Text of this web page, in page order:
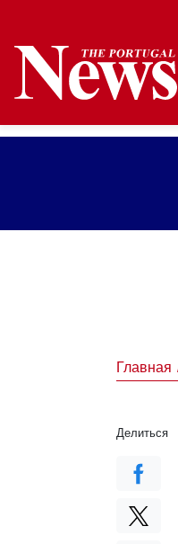
Главная
Делиться